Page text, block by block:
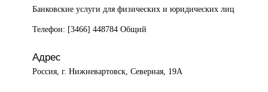
Банковские услугидля физических и юридических лиц
Телефон: [3466] 448784 Общий
Адрес
Россия, г. Нижневартовск, Северная, 19А